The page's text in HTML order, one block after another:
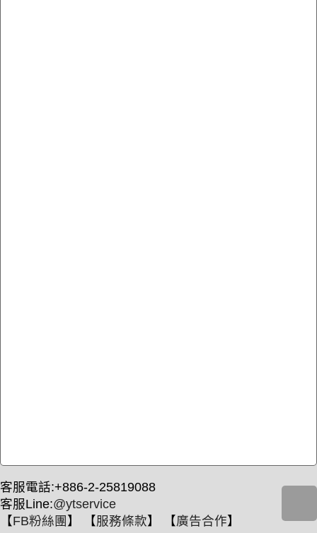
客服電話:+886-2-25819088
客服Line:@ytservice
【FB粉絲團 】 【服務條款】 【廣告合作】